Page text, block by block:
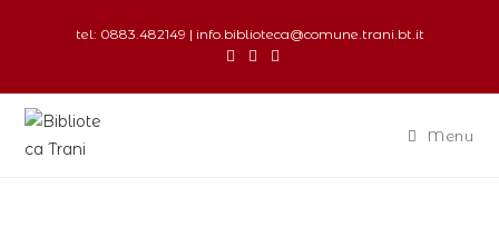
tel: 0883.482149 | info.biblioteca@comune.trani.bt.it
Menu